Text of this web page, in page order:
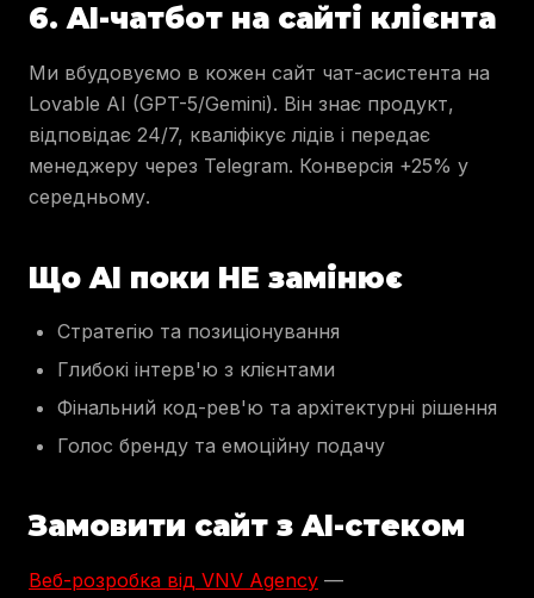
6. AI-чатбот на сайті клієнта
Ми вбудовуємо в кожен сайт чат-асистента на
Lovable AI (GPT-5/Gemini). Він знає продукт,
відповідає 24/7, кваліфікує лідів і передає
менеджеру через Telegram. Конверсія +25% у
середньому.
Що AI поки НЕ замінює
Стратегію та позиціонування
Глибокі інтерв'ю з клієнтами
Фінальний код-рев'ю та архітектурні рішення
Голос бренду та емоційну подачу
Замовити сайт з AI-стеком
Веб-розробка від VNV Agency —